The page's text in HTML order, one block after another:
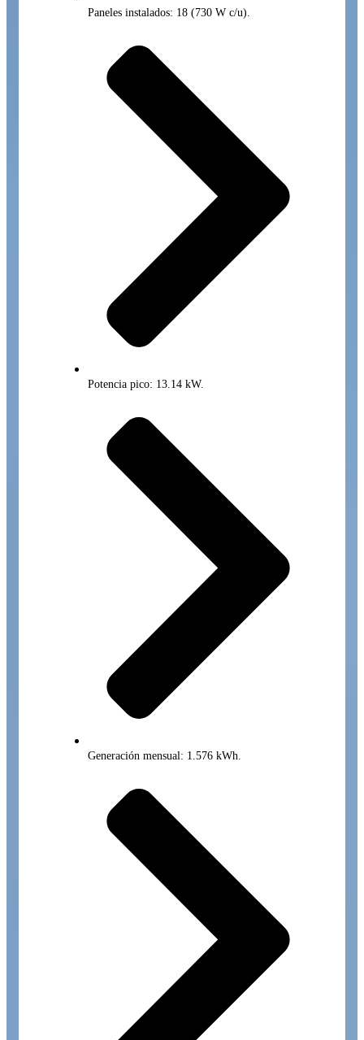
Paneles instalados: 18 (730 W c/u).
Potencia pico: 13.14 kW.
Generación mensual: 1.576 kWh.